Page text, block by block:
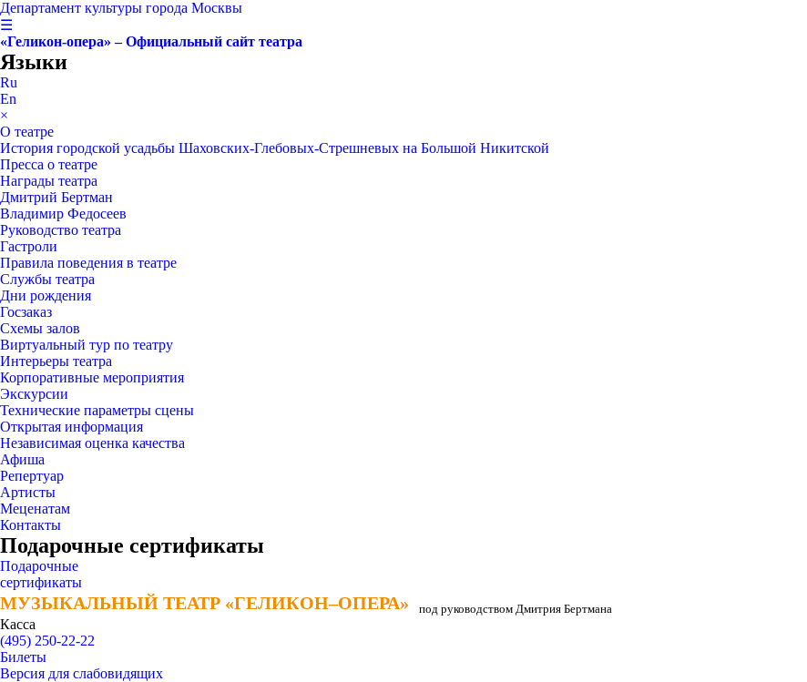
Департамент культуры города Москвы
☰
«Геликон-опера» – Официальный сайт театра
Языки
Ru
En
×
О театре
История городской усадьбы Шаховских-Глебовых-Стрешневых на Большой Никитской
Пресса о театре
Награды театра
Дмитрий Бертман
Владимир Федосеев
Руководство театра
Гастроли
Правила поведения в театре
Службы театра
Дни рождения
Госзаказ
Схемы залов
Виртуальный тур по театру
Интерьеры театра
Корпоративные мероприятия
Экскурсии
Технические параметры сцены
Открытая информация
Независимая оценка качества
Афиша
Репертуар
Артисты
Меценатам
Контакты
Подарочные сертификаты
Подарочные
сертификаты
МУЗЫКАЛЬНЫЙ ТЕАТР «ГЕЛИКОН–ОПЕРА»
МУЗЫКАЛЬНЫЙ ТЕАТР «ГЕЛИКОН–ОПЕРА» под руководством Дмитрия Бертмана
Касса
(495) 250-22-22
Билеты
Версия для слабовидящих